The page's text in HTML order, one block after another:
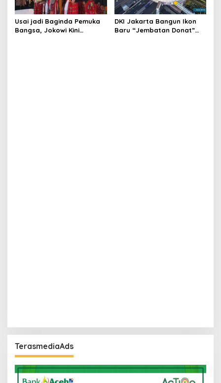
Usai jadi Baginda Pemuka
Bangsa, Jokowi Kini
DKI Jakarta Bangun Ikon
Baru “Jembatan Donat”
TerasmediaAds